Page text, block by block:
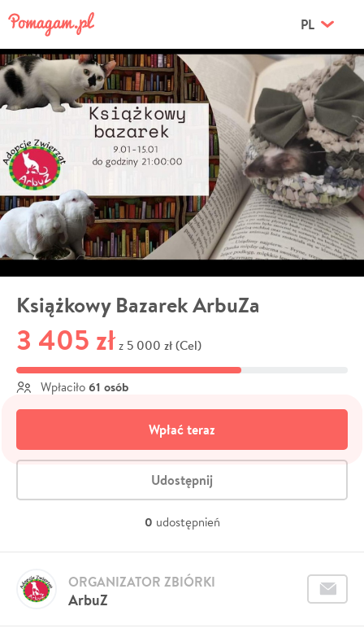
PL
Książkowy Bazarek ArbuZa
3 405 zł z 5 000 zł (Cel)
Wpłaciło 61 osób
Wpłać teraz
Udostępnij
0 udostępnień
ArbuZ
ORGANIZATOR ZBIÓRKI